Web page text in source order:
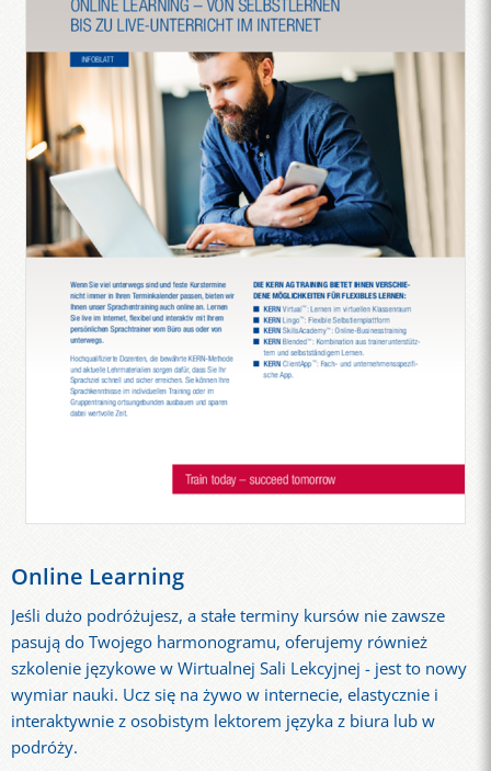
Online Learning
Jeśli dużo podróżujesz, a stałe terminy kursów nie zawsze
pasują do Twojego harmonogramu, oferujemy również
szkolenie językowe w Wirtualnej Sali Lekcyjnej - jest to nowy
wymiar nauki. Ucz się na żywo w internecie, elastycznie i
interaktywnie z osobistym lektorem języka z biura lub w
podróży.